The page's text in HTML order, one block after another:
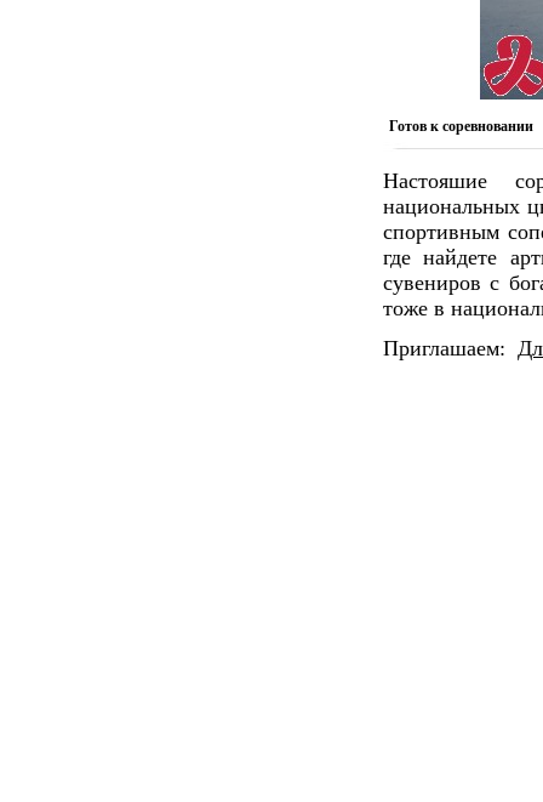
Готов к cоревновании
Настояшие
национальных
спортивным
где найдете
сувениров с
тоже в
Приглашаем: